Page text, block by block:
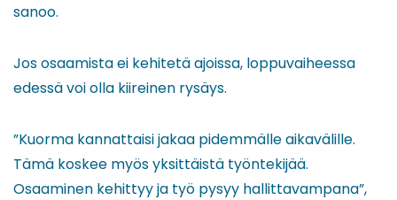
sanoo.
Jos osaamista ei kehitetä ajoissa, loppuvaiheessa
edessä voi olla kiireinen rysäys.
”Kuorma kannattaisi jakaa pidemmälle aikavälille.
Tämä koskee myös yksittäistä työntekijää.
Osaaminen kehittyy ja työ pysyy hallittavampana”,